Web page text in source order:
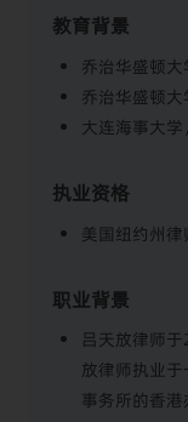
教育背景
乔治华盛顿大
乔治华盛顿大
大连海事大
执业资格
美国纽约州律
职业背景
吕天放律师
放律师执业
事务所的香港